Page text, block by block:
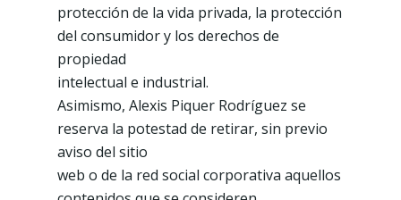
protección de la vida privada, la protección
del consumidor y los derechos de
propiedad
intelectual e industrial.
Asimismo, Alexis Piquer Rodríguez se
reserva la potestad de retirar, sin previo
aviso del sitio
web o de la red social corporativa aquellos